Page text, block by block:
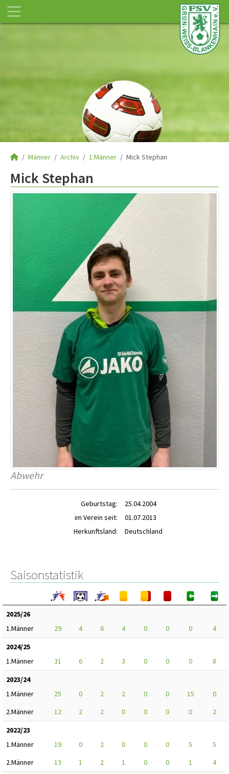
Männer Archiv 1.Männer Mick Stephan
Mick Stephan
Abwehr
Geburtstag:
25.04.2004
im Verein seit:
01.07.2013
Herkunftsland:
Deutschland
Saisonstatistik
2025/26
1.Männer
29 4 6 4 0 0 0
4
2024/25
1.Männer
31 6 2 3 0 0 0
8
2023/24
1.Männer
25 0 2 2 0 0 15
0
2.Männer
12 2 2 0 0 0 0
2
2022/23
1.Männer
19 0 2 0 0 0 5
5
2.Männer
13 1 2 1 0 0 1
4